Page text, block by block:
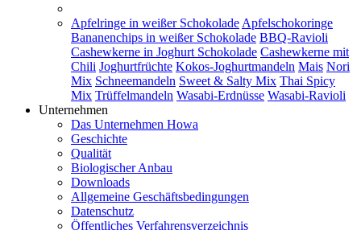
Apfelringe in weißer Schokolade Apfelschokoringe
Bananenchips in weißer Schokolade BBQ-Ravioli
Cashewkerne in Joghurt Schokolade Cashewkerne mit
Chili Joghurtfrüchte Kokos-Joghurtmandeln Mais Nori
Mix Schneemandeln Sweet & Salty Mix Thai Spicy
Mix Trüffelmandeln Wasabi-Erdnüsse Wasabi-Ravioli
Unternehmen
Das Unternehmen Howa
Geschichte
Qualität
Biologischer Anbau
Downloads
Allgemeine Geschäftsbedingungen
Datenschutz
Öffentliches Verfahrensverzeichnis